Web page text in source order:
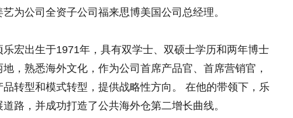
为公司全资子公司福来思博美国公司总经理。
宏出生于1971年，具有双学士、双硕士学历和两年博士
，熟悉海外文化，作为公司首席产品官、首席营销官，
转型和模式转型，提供战略性方向。 在他的带领下，乐
路，并成功打造了公共海外仓第二增长曲线。